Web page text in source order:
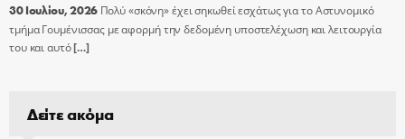
30 Ιουλίου, 2026 Πολύ «σκόνη» έχει σηκωθεί εσχάτως για το Αστυνομικό
τμήμα Γουμένισσας με αφορμή την δεδομένη υποστελέχωση και λειτουργία
του και αυτό[…]
Δείτε ακόμα